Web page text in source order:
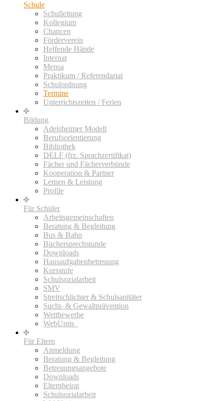
Schule
Schulleitung
Kollegium
Chancen
Förderverein
Helfende Hände
Internat
Mensa
Praktikum / Referendariat
Schulordnung
Termine
Unterrichtszeiten / Ferien
Bildung
Adelsheimer Modell
Berufsorientierung
Bibliothek
DELF (frz. Sprachzertifikat)
Fächer und Fächerverbünde
Kooperation & Partner
Lernen & Leistung
Profile
Für Schüler
Arbeitsgemeinschaften
Beratung & Begleitung
Bus & Bahn
Büchersprechstunde
Downloads
Hausaufgabenbetreuung
Kursstufe
Schulsozialarbeit
SMV
Streitschlichter & Schulsanitäter
Sucht- & Gewaltprävention
Wettbewerbe
WebUntis_
Für Eltern
Anmeldung
Beratung & Begleitung
Betreuungsangebote
Downloads
Elternbeirat
Schulsozialarbeit